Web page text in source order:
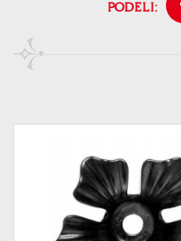
PODELI: